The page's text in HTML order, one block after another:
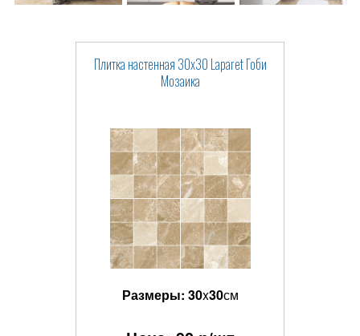
Плитка настенная 30x30 Laparet Гоби
Мозаика
Размеры: 30x30см